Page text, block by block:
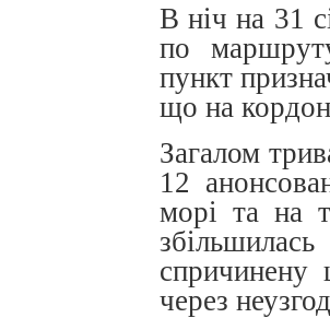
В ніч на 31
по
пункт
що на
Загалом
12
морі та на
спричинену
через